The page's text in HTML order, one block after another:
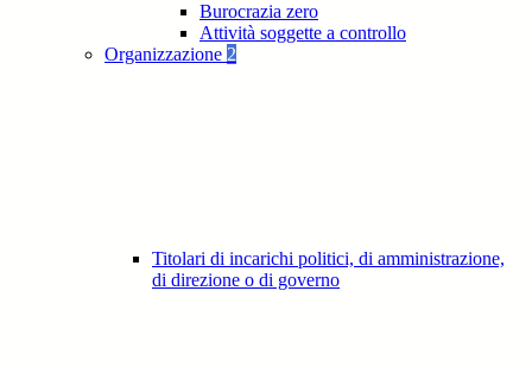
Burocrazia zero
Attività soggette a controllo
Organizzazione 2
Titolari di incarichi politici, di amministrazione,
di direzione o di governo